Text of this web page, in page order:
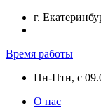
г.
Время работы
Пн-Птн, с
О нас